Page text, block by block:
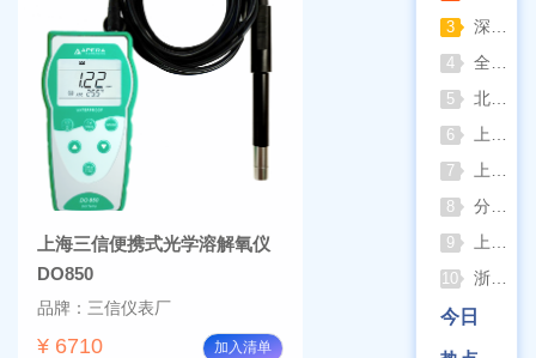
上海三信便携式光学溶解氧仪
DO850
品牌：三信仪表厂
¥ 6710 加入清单
3 深那静音超声波清洗仪：科研洁净新标准，安静高效更安心
4 全自动凯氏定氮仪测定焦炭中氮 上海纤检助力焦化行业精准检测
5 北京六一电泳仪完整选型指南（分电泳槽 + 电源两大模块，按实验场景直接匹配）
6 上海仪电吸光光度法和荧光分析法的异同
7 上海佑科GC-7860系列网络化气相色谱仪
8 分清生物安全柜与洁净工作台 苏州安泰科普两类设备差异
9 上海申安灭菌器外排、内排与干燥功能全解析
10 浙江孚夏：打造合规可靠的实验室洁净装备
今日